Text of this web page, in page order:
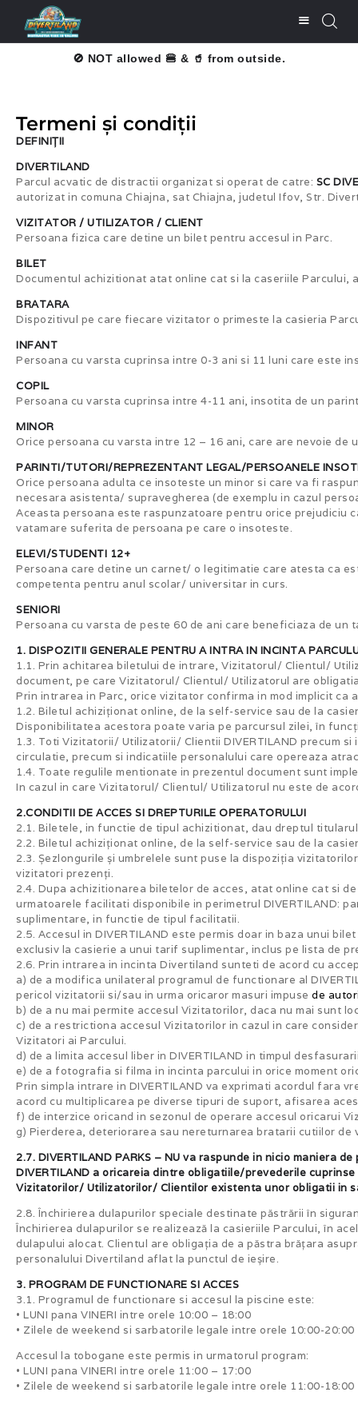
LISTĂ PREŢURI
ATRACŢII
BARURI ŞI
RESTAURANTE
SERVICII
UTILE
🚫 NOT allowed 🍔 & 🥤 from outside.
Termeni şi condiţii
DEFINIŢII
DIVERTILAND
Parcul acvatic de distractii organizat si operat de catre: SC
autorizat in comuna Chiajna, sat Chiajna, judetul Ifov, Str.
VIZITATOR / UTILIZATOR / CLIENT
Persoana fizica care detine un bilet pentru accesul in Parc.
BILET
Documentul achizitionat atat online cat si la caseriile Parcului,
BRATARA
Dispozitivul pe care fiecare vizitator o primeste la casieria
INFANT
Persoana cu varsta cuprinsa intre 0-3 ani si 11 luni care este
COPIL
Persoana cu varsta cuprinsa intre 4-11 ani, insotita de un
MINOR
Orice persoana cu varsta intre 12 – 16 ani, care are nevoie de
PARINTI/TUTORI/REPREZENTANT LEGAL/PERSOANELE
Orice persoana adulta ce insoteste un minor si care va fi
necesara asistenta/ supravegherea (de exemplu in cazul
Aceasta persoana este raspunzatoare pentru orice prejudiciu
vatamare suferita de persoana pe care o insoteste.
ELEVI/STUDENTI 12+
Persoana care detine un carnet/ o legitimatie care atesta ca
competenta pentru anul scolar/ universitar in curs.
SENIORI
Persoana cu varsta de peste 60 de ani care beneficiaza de
1. DISPOZITII GENERALE PENTRU A INTRA IN INCINTA
1.1. Prin achitarea biletului de intrare, Vizitatorul/ Clientul/
document, pe care Vizitatorul/ Clientul/ Utilizatorul are
Prin intrarea in Parc, orice vizitator confirma in mod implicit
1.2. Biletul achiziționat online, de la self-service sau de la
Disponibilitatea acestora poate varia pe parcursul zilei, în
1.3. Toti Vizitatorii/ Utilizatorii/ Clientii DIVERTILAND precum
circulatie, precum si indicatiile personalului care opereaza
1.4. Toate regulile mentionate in prezentul document sunt
In cazul in care Vizitatorul/ Clientul/ Utilizatorul nu este de
2.CONDITII DE ACCES SI DREPTURILE OPERATORULUI
2.1. Biletele, in functie de tipul achizitionat, dau dreptul
2.2. Biletul achiziționat online, de la self-service sau de la
2.3. Șezlongurile și umbrelele sunt puse la dispoziția
vizitatori prezenți.
2.4. Dupa achizitionarea biletelor de acces, atat online cat si
urmatoarele facilitati disponibile in perimetrul DIVERTILAND:
suplimentare, in functie de tipul facilitatii.
2.5. Accesul in DIVERTILAND este permis doar in baza unui
exclusiv la casierie a unui tarif suplimentar, inclus pe lista de
2.6. Prin intrarea in incinta Divertiland sunteti de acord cu
a) de a modifica unilateral programul de functionare al
pericol vizitatorii si/sau in urma oricaror masuri impuse de
b) de a nu mai permite accesul Vizitatorilor, daca nu mai sunt
c) de a restrictiona accesul Vizitatorilor in cazul in care
Vizitatori ai Parcului.
d) de a limita accesul liber in DIVERTILAND in timpul
e) de a fotografia si filma in incinta parcului in orice moment
Prin simpla intrare in DIVERTILAND va exprimati acordul fara
acord cu multiplicarea pe diverse tipuri de suport, afisarea
f) de interzice oricand in sezonul de operare accesul oricarui
g) Pierderea, deteriorarea sau nereturnarea bratarii cutiilor
2.7. DIVERTILAND PARKS – NU va raspunde in nicio
DIVERTILAND a oricareia dintre obligatiile/prevederile
Vizitatorilor/ Utilizatorilor/ Clientilor existenta unor obligatii in
2.8. Închirierea dulapurilor speciale destinate păstrării în
Închirierea dulapurilor se realizează la casieriile Parcului, în
dulapului alocat. Clientul are obligația de a păstra brățara
personalului Divertiland aflat la punctul de ieșire.
3. PROGRAM DE FUNCTIONARE SI ACCES
3.1. Programul de functionare si accesul la piscine este:
• LUNI pana VINERI intre orele 10:00 – 18:00
• Zilele de weekend si sarbatorile legale intre orele 10:00-20:00
Accesul la tobogane este permis in urmatorul program:
• LUNI pana VINERI intre orele 11:00 – 17:00
• Zilele de weekend si sarbatorile legale intre orele 11:00-18:00